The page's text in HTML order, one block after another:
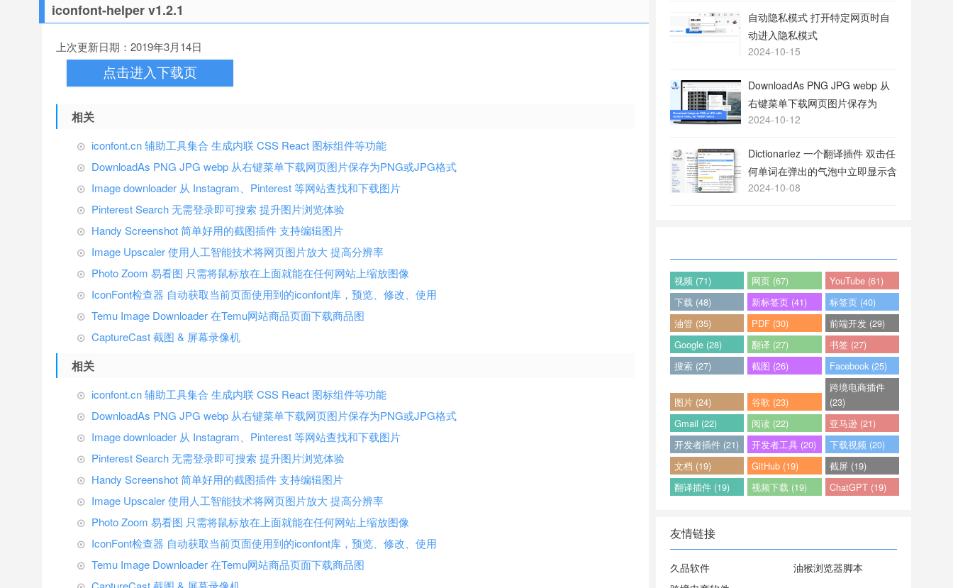
iconfont-helper v1.2.1
上次更新日期：2019年3月14日
点击进入下载页
相关
iconfont.cn 辅助工具集合 生成内联 CSS React 图标组件等功能
DownloadAs PNG JPG webp 从右键菜单下载网页图片保存为PNG或JPG格式
Image downloader 从 Instagram、Pinterest 等网站查找和下载图片
Pinterest Search 无需登录即可搜索 提升图片浏览体验
Handy Screenshot 简单好用的截图插件 支持编辑图片
Image Upscaler 使用人工智能技术将网页图片放大 提高分辨率
Photo Zoom 易看图 只需将鼠标放在上面就能在任何网站上缩放图像
IconFont检查器 自动获取当前页面使用到的iconfont库，预览、修改、使用
Temu Image Downloader 在Temu网站商品页面下载商品图
CaptureCast 截图 & 屏幕录像机
相关
iconfont.cn 辅助工具集合 生成内联 CSS React 图标组件等功能
DownloadAs PNG JPG webp 从右键菜单下载网页图片保存为PNG或JPG格式
Image downloader 从 Instagram、Pinterest 等网站查找和下载图片
Pinterest Search 无需登录即可搜索 提升图片浏览体验
Handy Screenshot 简单好用的截图插件 支持编辑图片
Image Upscaler 使用人工智能技术将网页图片放大 提高分辨率
Photo Zoom 易看图 只需将鼠标放在上面就能在任何网站上缩放图像
IconFont检查器 自动获取当前页面使用到的iconfont库，预览、修改、使用
Temu Image Downloader 在Temu网站商品页面下载商品图
自动隐私模式 打开特定网页时自
动进入隐私模式
2024-10-15
DownloadAs PNG JPG webp 从
右键菜单下载网页图片保存为
PNG或JPG格式
2024-10-12
Dictionariez 一个翻译插件 双击任
何单词在弹出的气泡中立即显示含
义
2024-10-08
视频 (71) 网页 (67)
YouTube (61)
下载 (48)
新标签页 (41)
标签页 (40)
油管 (35)
PDF (30)
前端开发 (29)
Google (28)
翻译 (27)
书签 (27)
搜索 (27)
截图 (26) Facebook (25)
图片 (24) 谷歌 (23)
跨境电商插件
(23)
Gmail (22)
阅读 (22)
亚马逊 (21)
开发者插件 (21)
开发者工具 (20)
下载视频 (20)
文档 (19)
GitHub (19)
截屏 (19)
翻译插件 (19)
视频下载 (19) ChatGPT (19)
友情链接
久品软件
油猴浏览器脚本